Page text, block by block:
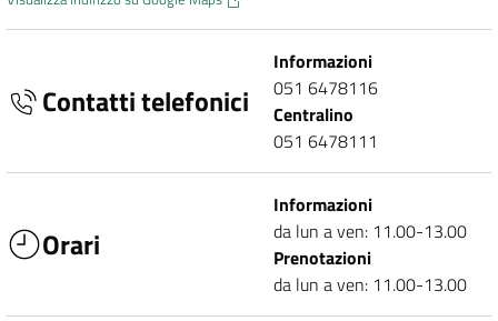
Contatti telefonici
Informazioni
051 6478116
Centralino
051 6478111
Orari
Informazioni
da lun a ven: 11.00-13.00
Prenotazioni
da lun a ven: 11.00-13.00